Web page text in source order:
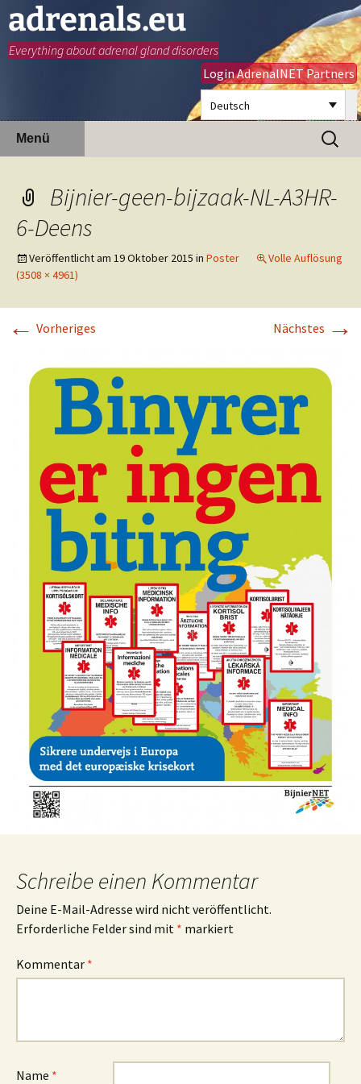
adrenals.eu
Everything about adrenal gland disorders
Login AdrenalNET Partners
Deutsch
Menü
Suchen
nach:
Bijnier-geen-bijzaak-NL-A3HR-
6-Deens
Veröffentlicht am 19 Oktober 2015 in Poster
Volle Auflösung
(3508 × 4961)
← Vorheriges Nächstes →
Schreibe einen Kommentar
Deine E-Mail-Adresse wird nicht veröffentlicht.
Erforderliche Felder sind mit * markiert
Kommentar *
Name *